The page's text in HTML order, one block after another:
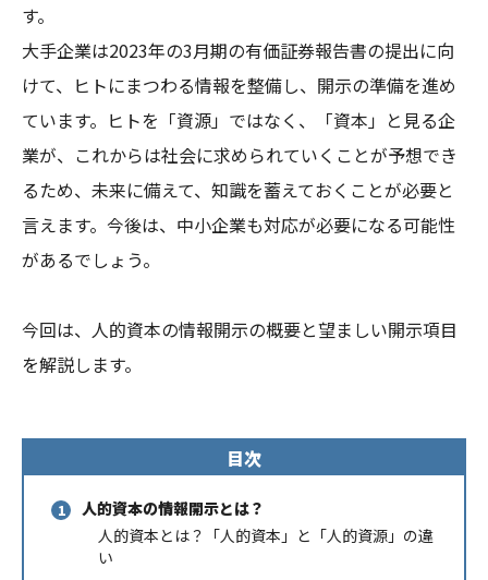
す。
大手企業は2023年の3月期の有価証券報告書の提出に向
けて、ヒトにまつわる情報を整備し、開示の準備を進め
ています。ヒトを「資源」ではなく、「資本」と見る企
業が、これからは社会に求められていくことが予想でき
るため、未来に備えて、知識を蓄えておくことが必要と
言えます。今後は、中小企業も対応が必要になる可能性
があるでしょう。
今回は、人的資本の情報開示の概要と望ましい開示項目
を解説します。
目次
人的資本の情報開示とは？
人的資本とは？「人的資本」と「人的資源」の違
い